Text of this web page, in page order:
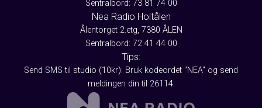
Sentralbord: 73 81 74 00
Nea Radio Holtålen
Ålentorget 2.etg, 7380 ÅLEN
Sentralbord: 72 41 44 00
Tips:
Send SMS til studio (10kr): Bruk kodeordet "NEA" og send
meldingen din til 26114.